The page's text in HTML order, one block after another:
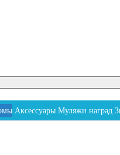
Аксессуары Муляжи наград